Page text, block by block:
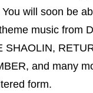
You will soon be
music from
SHAOLIN,
and many
form.